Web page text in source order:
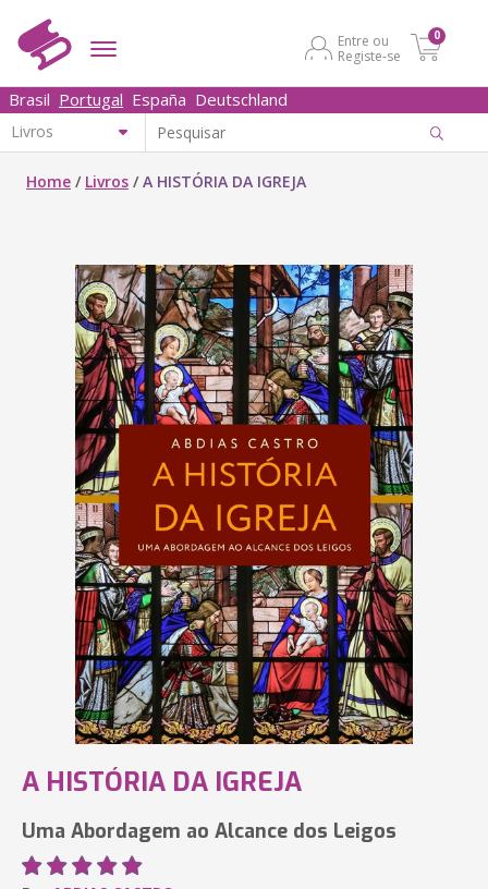
Entre ou
Registe-se
0
Brasil Portugal España Deutschland
Home / Livros /A HISTÓRIA DA IGREJA
A HISTÓRIA DA IGREJA
Uma Abordagem ao Alcance dos Leigos